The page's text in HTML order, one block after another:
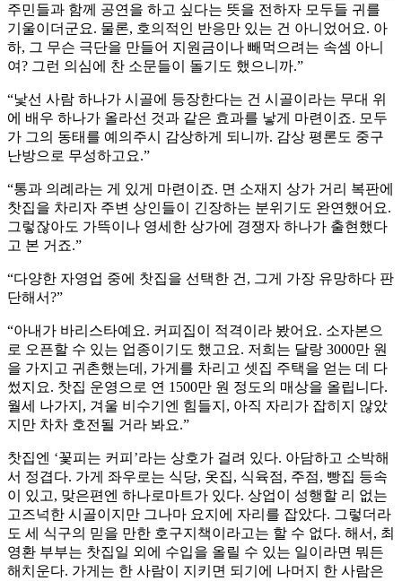
주민들과 함께 공연을 하고 싶다는 뜻을 전하자 모두들 귀를
기울이더군요. 물론, 호의적인 반응만 있는 건 아니었어요. 아
하, 그 무슨 극단을 만들어 지원금이나 빼먹으려는 속셈 아니
여? 그런 의심에 찬 소문들이 돌기도 했으니까.”
“낯선 사람 하나가 시골에 등장한다는 건 시골이라는 무대 위
에 배우 하나가 올라선 것과 같은 효과를 낳게 마련이죠. 모두
가 그의 동태를 예의주시 감상하게 되니까. 감상 평론도 중구
난방으로 무성하고요.”
“통과 의례라는 게 있게 마련이죠. 면 소재지 상가 거리 복판에
찻집을 차리자 주변 상인들이 긴장하는 분위기도 완연했어요.
그렇잖아도 가뜩이나 영세한 상가에 경쟁자 하나가 출현했다
고 본 거죠.”
“다양한 자영업 중에 찻집을 선택한 건, 그게 가장 유망하다 판
단해서?”
“아내가 바리스타예요. 커피집이 적격이라 봤어요. 소자본으
로 오픈할 수 있는 업종이기도 했고요. 저희는 달랑 3000만 원
을 가지고 귀촌했는데, 가게를 차리고 셋집 주택을 얻는 데 다
썼지요. 찻집 운영으로 연 1500만 원 정도의 매상을 올립니다.
월세 나가지, 겨울 비수기엔 힘들지, 아직 자리가 잡히지 않았
지만 차차 호전될 거라 봐요.”
찻집엔 ‘꽃피는 커피’라는 상호가 걸려 있다. 아담하고 소박해
서 정겹다. 가게 좌우로는 식당, 옷집, 식육점, 주점, 빵집 등속
이 있고, 맞은편엔 하나로마트가 있다. 상업이 성행할 리 없는
고즈넉한 시골이지만 그나마 요지에 자리를 잡았다. 그렇더라
도 세 식구의 믿을 만한 호구지책이라고는 할 수 없다. 해서, 최
영환 부부는 찻집일 외에 수입을 올릴 수 있는 일이라면 뭐든
해치운다. 가게는 한 사람이 지키면 되기에 나머지 한 사람은